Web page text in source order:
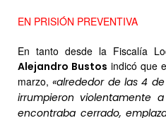
EN PRISIÓN PREVENTIVA
En tanto desde la Fiscalía
Alejandro Bustos indicó que
marzo,«alrededor de las 4
irrumpieron violentamente
encontraba cerrado,